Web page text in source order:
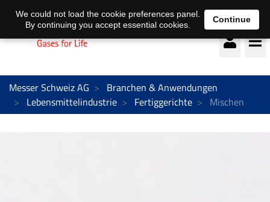
Deutsch français
Messer Schweiz AG
Branchen & Anwendungen
Lebensmittelindustrie
Fertiggerichte Mischen
We could not load the cookie preferences panel.
By continuing you accept essential cookies.
Continue